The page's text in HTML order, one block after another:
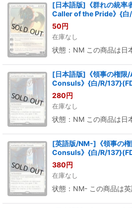
[日本語版]《群れの統率
Caller of the Pride》{
50円
在庫なし
状態：NM この商品は日
[日本語版]《領事の権
Consuls》{白/R/
280円
在庫なし
状態：NM この商品は日
[英語版/NM-]《領事の
Consuls》{白/R/
380円
在庫なし
状態：NM- この商品は英